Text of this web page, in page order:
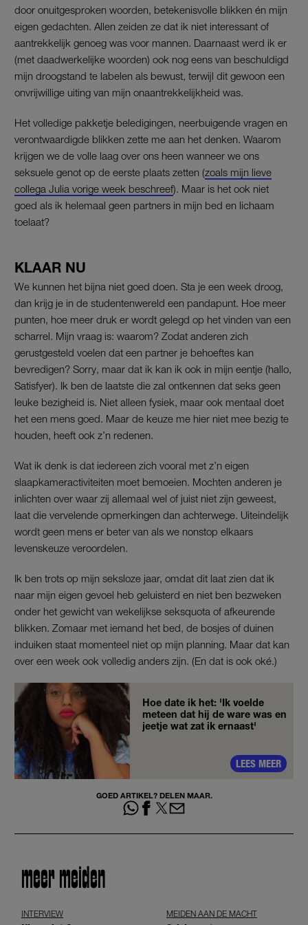
door onuitgesproken woorden, betekenisvolle blikken én mijn
eigen gedachten. Allen zeiden ze dat ik niet interessant of
aantrekkelijk genoeg was voor mannen. Daarnaast werd ik er
(met daadwerkelijke woorden) ook nog eens van beschuldigd
mijn droogstand te labelen als bewust, terwijl dit gewoon een
onvrijwillige uiting van mijn onaantrekkelijkheid was.
Het volledige pakketje beledigingen, neerbuigende vragen en
verontwaardigde blikken zette me aan het denken. Waarom
krijgen we de volle laag over ons heen wanneer we ons
seksuele genot op de eerste plaats zetten (zoals mijn lieve
collega Julia vorige week beschreef). Maar is het ook niet
goed als ik helemaal geen partners in mijn bed en lichaam
toelaat?
KLAAR NU
We kunnen het bijna niet goed doen. Sta je een week droog,
dan krijg je in de studentenwereld een pandapunt. Hoe meer
punten, hoe meer druk er wordt gelegd op het vinden van een
scharrel. Mijn vraag is: waarom? Zodat anderen zich
gerustgesteld voelen dat een partner je behoeftes kan
bevredigen? Sorry, maar dat ik kan ik ook in mijn eentje (hallo,
Satisfyer). Ik ben de laatste die zal ontkennen dat seks geen
leuke bezigheid is. Niet alleen fysiek, maar ook mentaal doet
het een mens goed. Maar de keuze me hier niet mee bezig te
houden, heeft ook z’n redenen.
Wat ik denk is dat iedereen zich vooral met z’n eigen
slaapkameractiviteiten moet bemoeien. Mochten anderen je
inlichten over waar zij allemaal wel of juist niet zijn geweest,
laat die vervelende opmerkingen dan achterwege. Uiteindelijk
wordt geen mens er beter van als we nonstop elkaars
levenskeuze veroordelen.
Ik ben trots op mijn seksloze jaar, omdat dit laat zien dat ik
naar mijn eigen gevoel heb geluisterd en niet ben bezweken
onder het gewicht van wekelijkse seksquota of afkeurende
blikken. Zomaar met iemand het bed, de bosjes of duinen
induiken staat momenteel niet op mijn planning. Maar dat kan
over een week ook volledig anders zijn. (En dat is ook oké.)
Hoe date ik het: 'Ik voelde
meteen dat hij de ware was en
jeetje wat zat ik ernaast'
LEES MEER
GOED ARTIKEL? DELEN MAAR.
meer meiden
INTERVIEW MEIDEN AAN DE MACHT